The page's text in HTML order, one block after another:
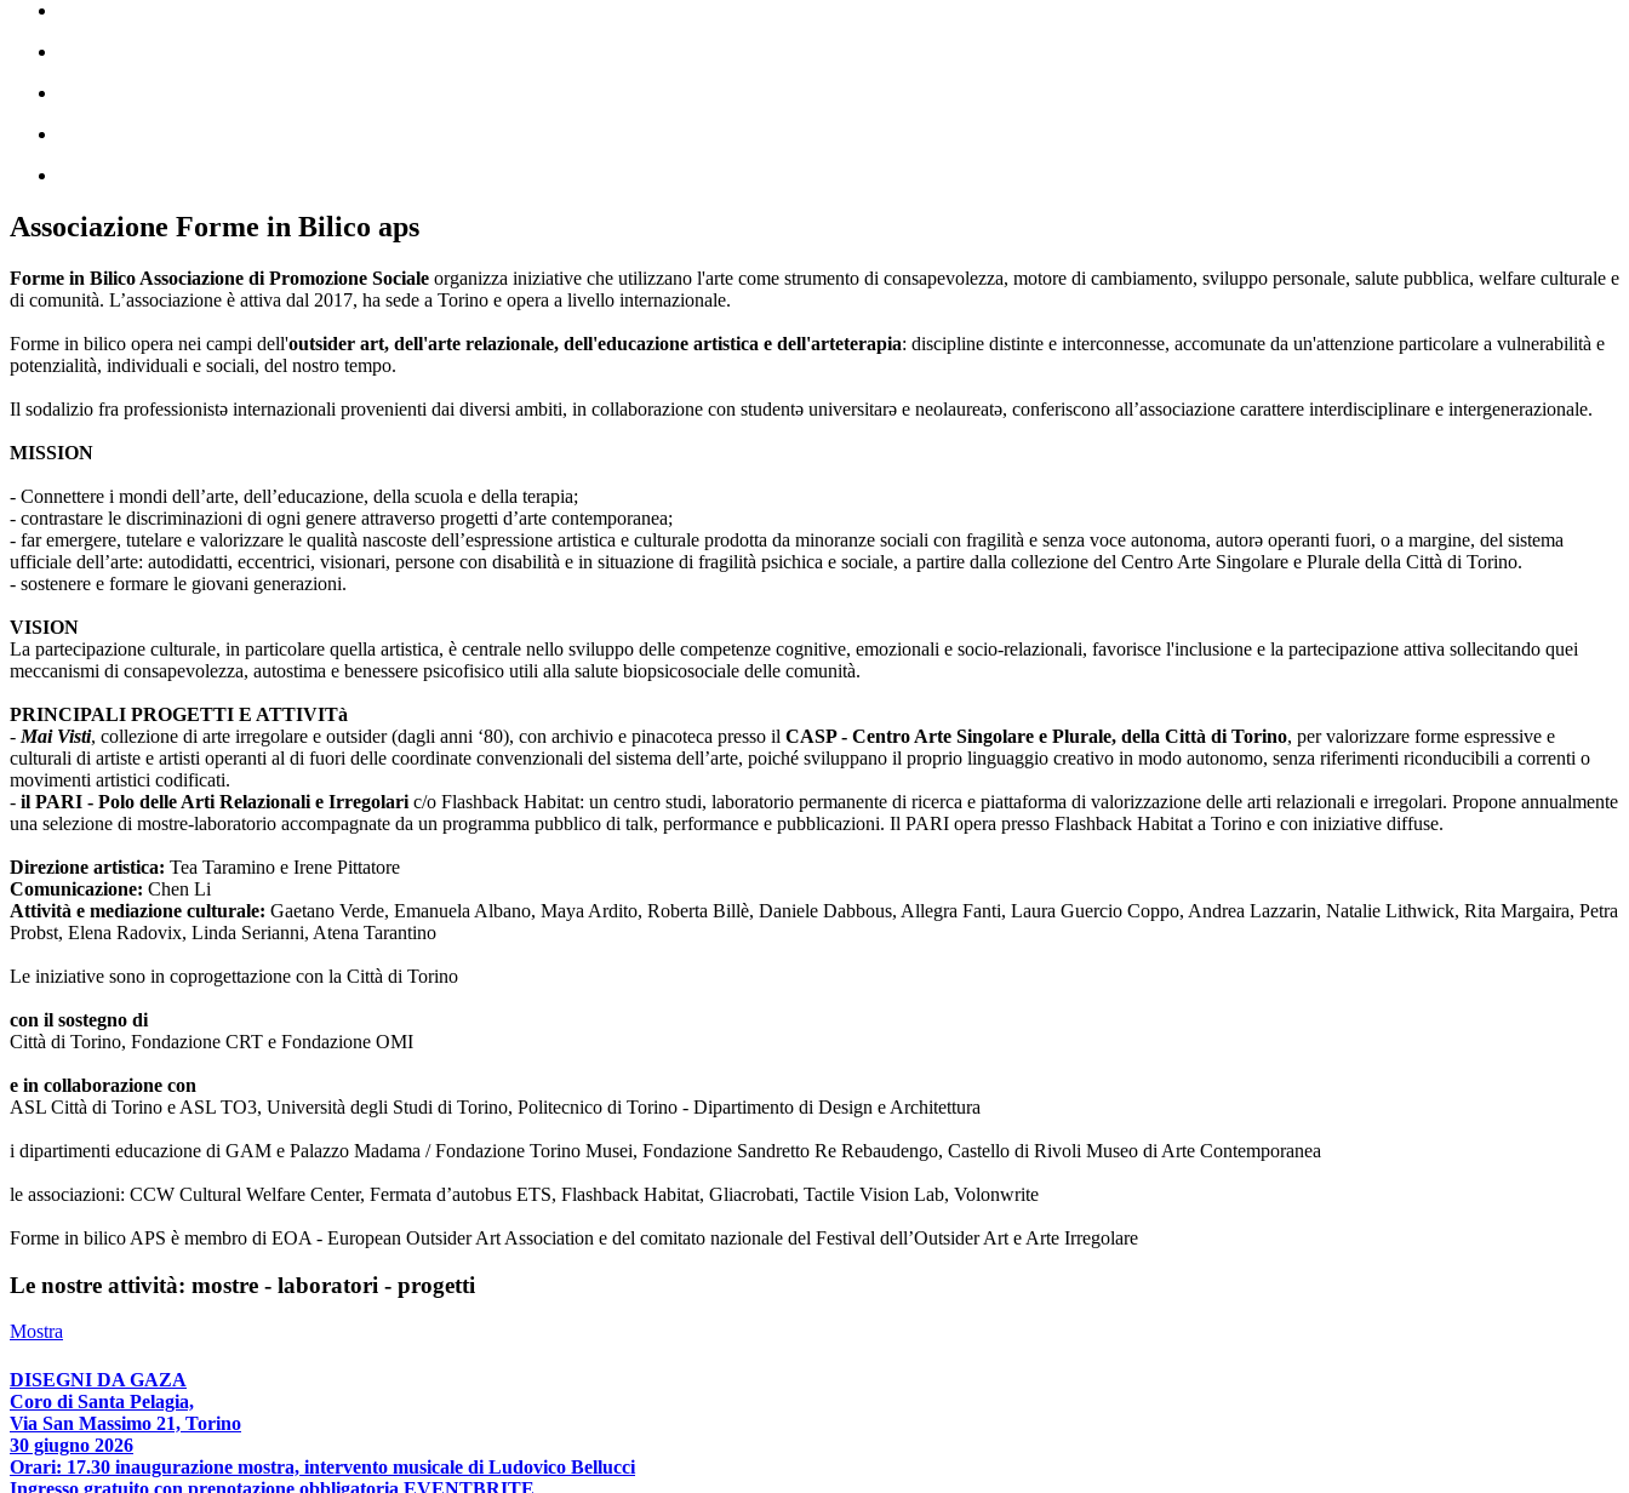
Associazione Forme in Bilico aps
Forme in Bilico Associazione di Promozione Sociale organizza iniziative che utilizzano l'arte come strumento di consapevolezza, motore di cambiamento, sviluppo personale, salute pubblica, welfare culturale e
di comunità. L’associazione è attiva dal 2017, ha sede a Torino e opera a livello internazionale.
Forme in bilico opera nei campi dell'outsider art, dell'arte relazionale, dell'educazione artistica e dell'arteterapia: discipline distinte e interconnesse, accomunate da un'attenzione particolare a vulnerabilità e
potenzialità, individuali e sociali, del nostro tempo.
Il sodalizio fra professionistə internazionali provenienti dai diversi ambiti, in collaborazione con studentə universitarə e neolaureatə, conferiscono all’associazione carattere interdisciplinare e intergenerazionale.
MISSION
- Connettere i mondi dell’arte, dell’educazione, della scuola e della terapia;
- contrastare le discriminazioni di ogni genere attraverso progetti d’arte contemporanea;
- far emergere, tutelare e valorizzare le qualità nascoste dell’espressione artistica e culturale prodotta da minoranze sociali con fragilità e senza voce autonoma, autorə operanti fuori, o a margine, del sistema
ufficiale dell’arte: autodidatti, eccentrici, visionari, persone con disabilità e in situazione di fragilità psichica e sociale, a partire dalla collezione del Centro Arte Singolare e Plurale della Città di Torino.
- sostenere e formare le giovani generazioni.
VISION
La partecipazione culturale, in particolare quella artistica, è centrale nello sviluppo delle competenze cognitive, emozionali e socio-relazionali, favorisce l'inclusione e la partecipazione attiva sollecitando quei
meccanismi di consapevolezza, autostima e benessere psicofisico utili alla salute biopsicosociale delle comunità.
PRINCIPALI PROGETTI E ATTIVITà
- Mai Visti, collezione di arte irregolare e outsider (dagli anni ‘80), con archivio e pinacoteca presso il CASP - Centro Arte Singolare e Plurale, della Città di Torino, per valorizzare forme espressive e
culturali di artiste e artisti operanti al di fuori delle coordinate convenzionali del sistema dell’arte, poiché sviluppano il proprio linguaggio creativo in modo autonomo, senza riferimenti riconducibili a correnti o
movimenti artistici codificati.
- il PARI - Polo delle Arti Relazionali e Irregolari c/o Flashback Habitat: un centro studi, laboratorio permanente di ricerca e piattaforma di valorizzazione delle arti relazionali e irregolari. Propone annualmente
una selezione di mostre-laboratorio accompagnate da un programma pubblico di talk, performance e pubblicazioni. Il PARI opera presso Flashback Habitat a Torino e con iniziative diffuse.
Direzione artistica: Tea Taramino e Irene Pittatore
Comunicazione: Chen Li
Attività e mediazione culturale: Gaetano Verde, Emanuela Albano, Maya Ardito, Roberta Billè, Daniele Dabbous, Allegra Fanti, Laura Guercio Coppo, Andrea Lazzarin, Natalie Lithwick, Rita Margaira, Petra
Probst, Elena Radovix, Linda Serianni, Atena Tarantino
Le iniziative sono in coprogettazione con la Città di Torino
con il sostegno di
Città di Torino, Fondazione CRT e Fondazione OMI
e in collaborazione con
ASL Città di Torino e ASL TO3, Università degli Studi di Torino, Politecnico di Torino - Dipartimento di Design e Architettura
i dipartimenti educazione di GAM e Palazzo Madama / Fondazione Torino Musei, Fondazione Sandretto Re Rebaudengo, Castello di Rivoli Museo di Arte Contemporanea
le associazioni: CCW Cultural Welfare Center, Fermata d’autobus ETS, Flashback Habitat, Gliacrobati, Tactile Vision Lab, Volonwrite
Forme in bilico APS è membro di EOA - European Outsider Art Association e del comitato nazionale del Festival dell’Outsider Art e Arte Irregolare
Le nostre attività: mostre - laboratori - progetti
Mostra
DISEGNI DA GAZA
Coro di Santa Pelagia,
Via San Massimo 21, Torino
30 giugno 2026
Orari: 17.30 inaugurazione mostra, intervento musicale di Ludovico Bellucci
Ingresso gratuito con prenotazione obbligatoria EVENTBRITE